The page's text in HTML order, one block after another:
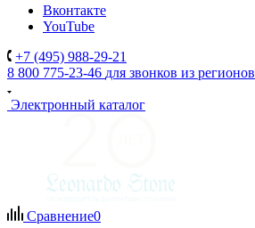
Вконтакте
YouTube
+7 (495) 988-29-21
8 800 775-23-46 для звонков из регионов
Электронный каталог
Сравнение0